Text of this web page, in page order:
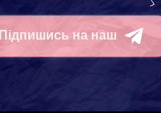
Підпишись на наш
Telegram